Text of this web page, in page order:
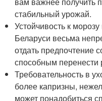
стабильный урожай.
Устойчивость к
Беларуси весьма
отдать предпочтение
способным перенести
Требовательность в
более капризны,
может понадобиться